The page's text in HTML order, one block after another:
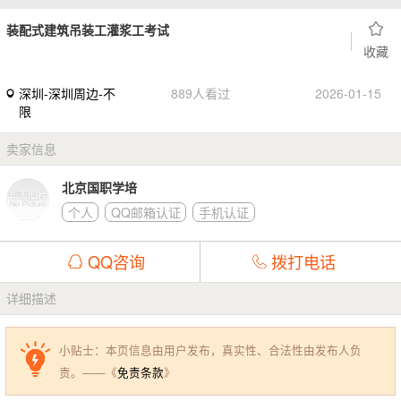
装配式建筑吊装工灌浆工考试
收藏
深圳-深圳周边-不
限
889人看过 2026-01-15
卖家信息
北京国职学培
个人
QQ邮箱认证 手机认证
QQ咨询 拨打电话
详细描述
小贴士：本页信息由用户发布，真实性、合法性由发布人负
责。——《免责条款》